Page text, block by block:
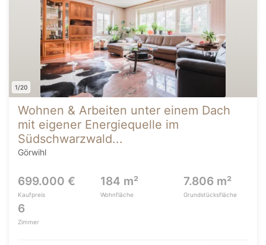
1/20
Wohnen & Arbeiten unter einem Dach
mit eigener Energiequelle im
Südschwarzwald...
Görwihl
699.000 €
Kaufpreis
184 m²
Wohnfläche
7.806 m²
Grundstücksfläche
6
Zimmer